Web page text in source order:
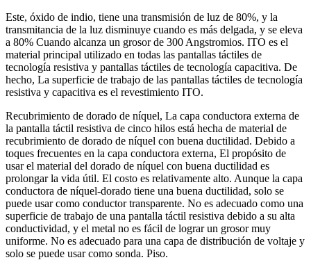
Este, óxido de indio, tiene una transmisión de luz de 80%, y la
transmitancia de la luz disminuye cuando es más delgada, y se eleva
a 80% Cuando alcanza un grosor de 300 Angstromios. ITO es el
material principal utilizado en todas las pantallas táctiles de
tecnología resistiva y pantallas táctiles de tecnología capacitiva. De
hecho, La superficie de trabajo de las pantallas táctiles de tecnología
resistiva y capacitiva es el revestimiento ITO.
Recubrimiento de dorado de níquel, La capa conductora externa de
la pantalla táctil resistiva de cinco hilos está hecha de material de
recubrimiento de dorado de níquel con buena ductilidad. Debido a
toques frecuentes en la capa conductora externa, El propósito de
usar el material del dorado de níquel con buena ductilidad es
prolongar la vida útil. El costo es relativamente alto. Aunque la capa
conductora de níquel-dorado tiene una buena ductilidad, solo se
puede usar como conductor transparente. No es adecuado como una
superficie de trabajo de una pantalla táctil resistiva debido a su alta
conductividad, y el metal no es fácil de lograr un grosor muy
uniforme. No es adecuado para una capa de distribución de voltaje y
solo se puede usar como sonda. Piso.